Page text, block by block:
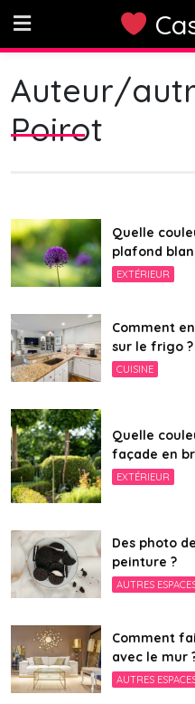
content
Auteur/
Poirot
Quelle
plafond
EXTÉRIEUR
Comment
sur le frigo ?
CUISINE
Quelle
façade en
EXTÉRIEUR
Des photo
peinture ?
AUTRES
Comment
avec le mur
AUTRES